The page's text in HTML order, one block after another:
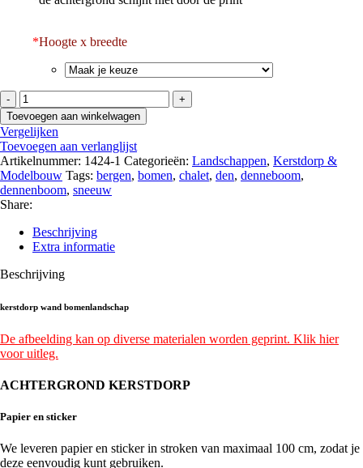
*Hoogte x breedte
kerstdorp
wand
bomenlandschap
aantal
Toevoegen aan winkelwagen
Vergelijken
Toevoegen aan verlanglijst
Artikelnummer: 1424-1 Categorieën: Landschappen, Kerstdorp &
Modelbouw Tags: bergen, bomen, chalet, den, denneboom,
dennenboom, sneeuw
Share:
Beschrijving
Extra informatie
Beschrijving
kerstdorp wand bomenlandschap
De afbeelding kan op diverse materialen worden geprint. Klik hier
voor uitleg.
ACHTERGROND KERSTDORP
Papier en sticker
We leveren papier en sticker in stroken van maximaal 100 cm, zodat je
deze eenvoudig kunt gebruiken.